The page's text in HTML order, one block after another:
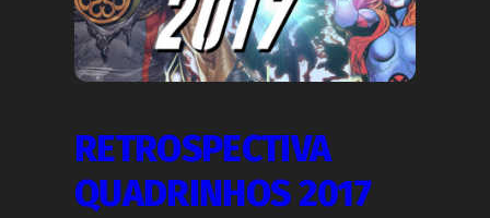
RETROSPECTIVA
QUADRINHOS 2017